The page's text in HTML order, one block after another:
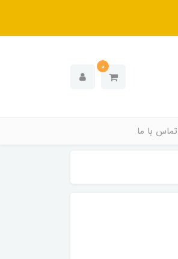
0
تماس با ما